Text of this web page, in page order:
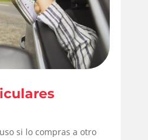
si lo compras a otro